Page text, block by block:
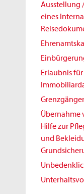
Ausstellung
eines
Erlaubnis für
Übernahme
Hilfe zur
und